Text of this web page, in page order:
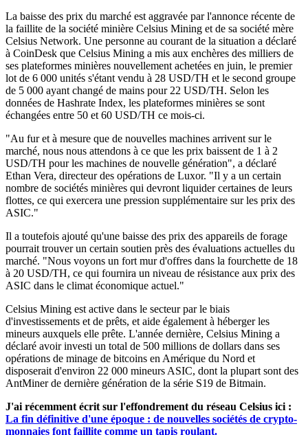
La baisse des prix du marché est aggravée par l'annonce récente de
la faillite de la société minière Celsius Mining et de sa société mère
Celsius Network. Une personne au courant de la situation a déclaré
à CoinDesk que Celsius Mining a mis aux enchères des milliers de
ses plateformes minières nouvellement achetées en juin, le premier
lot de 6 000 unités s'étant vendu à 28 USD/TH et le second groupe
de 5 000 ayant changé de mains pour 22 USD/TH. Selon les
données de Hashrate Index, les plateformes minières se sont
échangées entre 50 et 60 USD/TH ce mois-ci.
"Au fur et à mesure que de nouvelles machines arrivent sur le
marché, nous nous attendons à ce que les prix baissent de 1 à 2
USD/TH pour les machines de nouvelle génération", a déclaré
Ethan Vera, directeur des opérations de Luxor. "Il y a un certain
nombre de sociétés minières qui devront liquider certaines de leurs
flottes, ce qui exercera une pression supplémentaire sur les prix des
ASIC."
Il a toutefois ajouté qu'une baisse des prix des appareils de forage
pourrait trouver un certain soutien près des évaluations actuelles du
marché. "Nous voyons un fort mur d'offres dans la fourchette de 18
à 20 USD/TH, ce qui fournira un niveau de résistance aux prix des
ASIC dans le climat économique actuel."
Celsius Mining est active dans le secteur par le biais
d'investissements et de prêts, et aide également à héberger les
mineurs auxquels elle prête. L'année dernière, Celsius Mining a
déclaré avoir investi un total de 500 millions de dollars dans ses
opérations de minage de bitcoins en Amérique du Nord et
disposerait d'environ 22 000 mineurs ASIC, dont la plupart sont des
AntMiner de dernière génération de la série S19 de Bitmain.
J'ai récemment écrit sur l'effondrement du réseau Celsius ici :
La fin définitive d'une époque : de nouvelles sociétés de crypto-
monnaies font faillite comme un tapis roulant.